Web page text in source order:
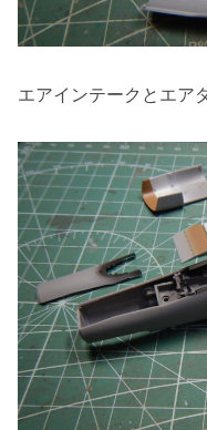
エアインテークとエア